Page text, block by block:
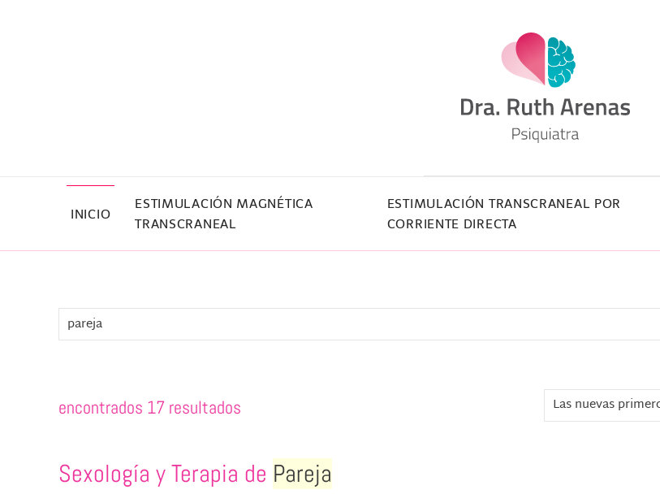
INICIO
ESTIMULACIÓN MAGNÉTICA
TRANSCRANEAL
ESTIMULACIÓN TRANSCRANEAL POR
CORRIENTE DIRECTA
encontrados 17 resultados
Sexología y Terapia de Pareja